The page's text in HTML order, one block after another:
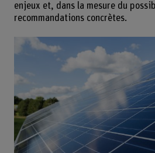
enjeux et, dans la mesure du
recommandations concrètes.